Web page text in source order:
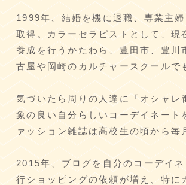
1999年、結婚を機に退職、専業主
取得。カラーセラピストとして、
養成を行うかたわら、豊田市、豊
古屋や岡崎のカルチャースクールで
気づいたら周りの人達に「オシャ
象の良い自分らしいコーデイネー
ァッション雑誌は高校生の頃から毎
2015年、ブログを自分のコーデイ
行ショッピングの依頼が増え、特